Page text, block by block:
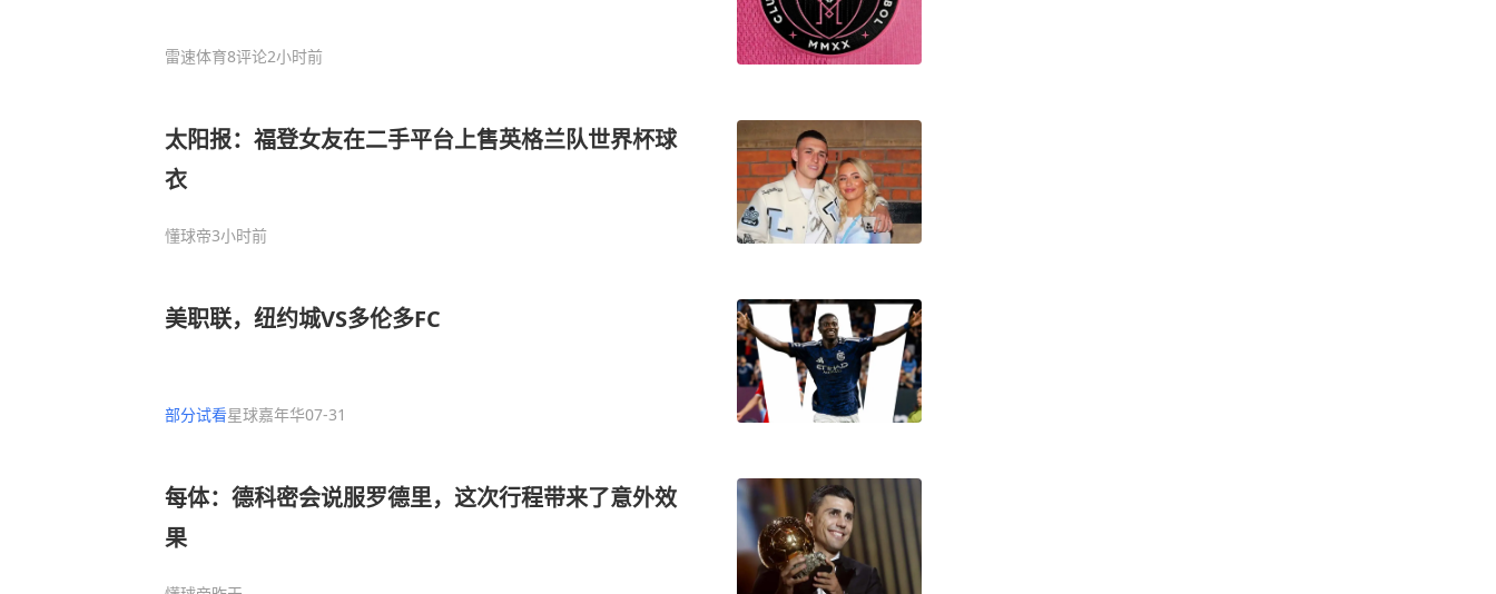
雷速体育8评论2小时前
太阳报：福登女友在二手平台上售英格兰队世界杯球
衣
懂球帝3小时前
美职联，纽约城VS多伦多FC
部分试看星球嘉年华07-31
每体：德科密会说服罗德里，这次行程带来了意外效
果